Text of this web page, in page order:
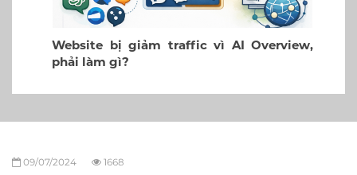
bị giảm traffic vì AI Overview,
làm gì?
Cách
09/07/2024 1668